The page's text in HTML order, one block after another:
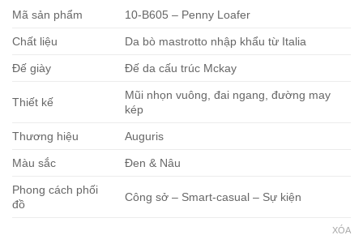
Mã sản phẩm 10-B605 – Penny Loafer
Chất liệu Da bò mastrotto nhập khẩu từ Italia
Đế giày Đế da cấu trúc Mckay
Thiết kế
Mũi nhọn vuông, đai ngang, đường may
kép
Thương hiệu Auguris
Màu sắc Đen & Nâu
Phong cách phối
đồ
Công sở – Smart-casual – Sự kiện
XÓA